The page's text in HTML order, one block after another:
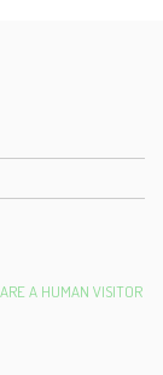
A HUMAN VISITOR